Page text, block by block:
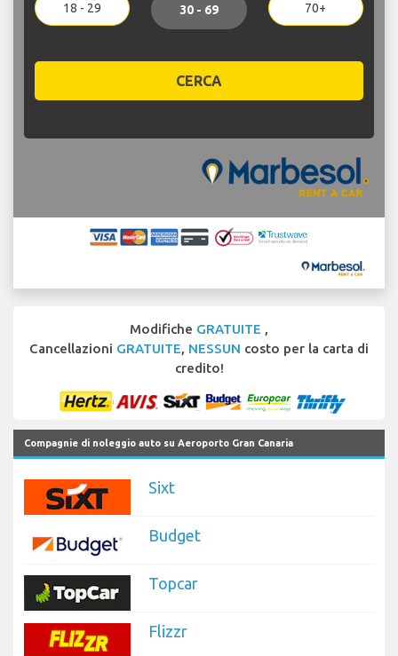
18 - 29 30 - 69 70+
CERCA
Modifiche GRATUITE ,
Cancellazioni GRATUITE, NESSUN costo per la carta di
credito!
Compagnie di noleggio auto su Aeroporto Gran Canaria
Sixt
Budget
Topcar
Flizzr